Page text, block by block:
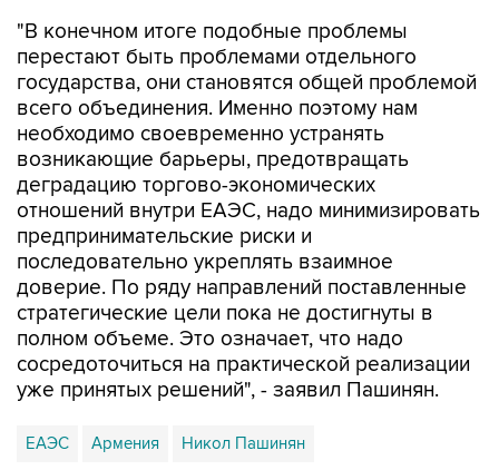
"В конечном итоге подобные проблемы
перестают быть проблемами отдельного
государства, они становятся общей проблемой
всего объединения. Именно поэтому нам
необходимо своевременно устранять
возникающие барьеры, предотвращать
деградацию торгово-экономических
отношений внутри ЕАЭС, надо минимизировать
предпринимательские риски и
последовательно укреплять взаимное
доверие. По ряду направлений поставленные
стратегические цели пока не достигнуты в
полном объеме. Это означает, что надо
сосредоточиться на практической реализации
уже принятых решений", - заявил Пашинян.
ЕАЭС Армения Никол Пашинян